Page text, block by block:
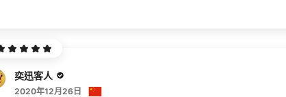
奕迅客人
2020年12月26日